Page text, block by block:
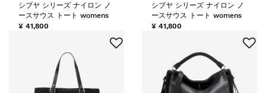
シブヤ シリーズ ナイロン ノ
ースサウス トート womens
¥ 41,800
シブヤ シリーズ ナイロン ノ
ースサウス トート womens
¥ 41,800